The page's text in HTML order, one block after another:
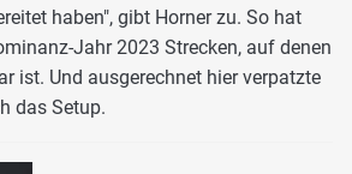
haben", gibt Horner zu. So hat
Jahr 2023 Strecken, auf denen
ist. Und ausgerechnet hier verpatzte
das Setup.